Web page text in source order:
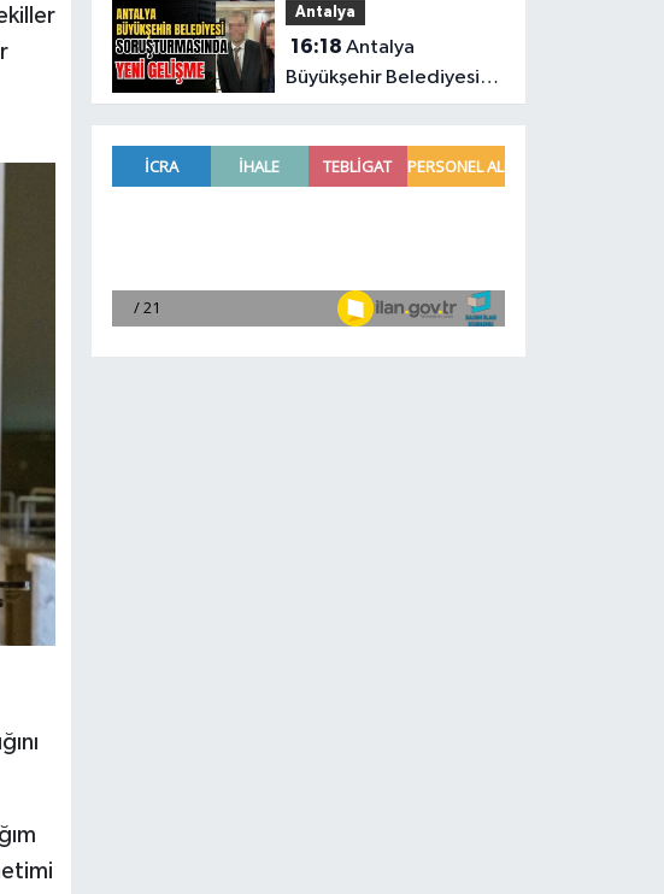
anlamlı ziyaret
Antalya
16:18
Büyükşehir Belediyesi
soruşturmasında yeni